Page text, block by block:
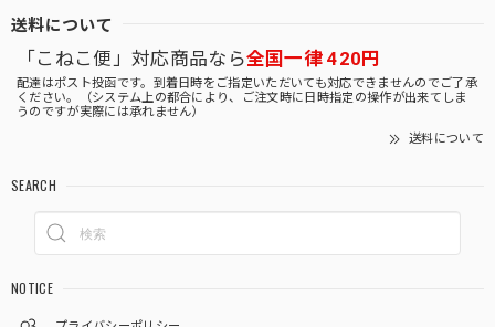
送料について
「こねこ便」対応商品なら全国一律 420円
配達はポスト投函です。到着日時をご指定いただいても対応できませんのでご了承
ください。（システム上の都合により、ご注文時に日時指定の操作が出来てしま
うのですが実際には承れません）
送料について
SEARCH
NOTICE